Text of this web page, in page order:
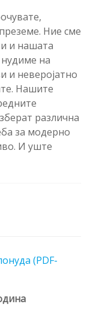
Ние сме
и нашата
на
и неверојатно
Нашите
различна
за модерно
И уште
(PDF-